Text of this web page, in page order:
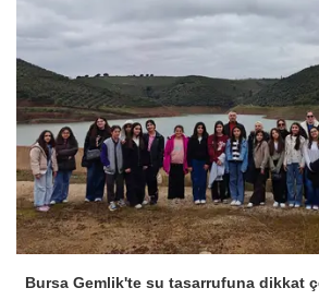
Bursa Gemlik'te su tasarrufuna dikkat